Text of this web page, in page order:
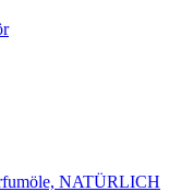
NATÜRLICH